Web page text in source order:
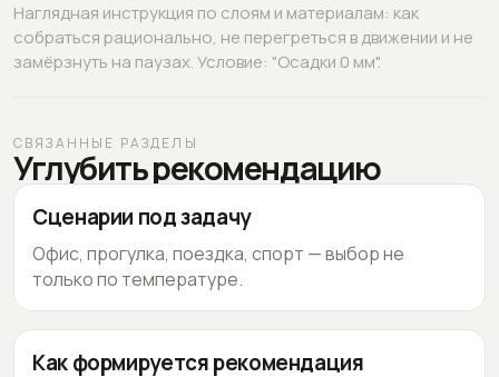
Наглядная инструкция по слоям и материалам: как
собраться рационально, не перегреться в движении и не
замёрзнуть на паузах. Условие: "Осадки 0 мм".
СВЯЗАННЫЕ РАЗДЕЛЫ
Углубить рекомендацию
Сценарии под задачу
Офис, прогулка, поездка, спорт — выбор не
только по температуре.
Как формируется рекомендация